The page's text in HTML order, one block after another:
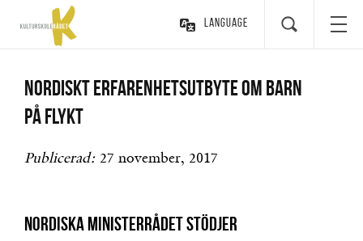
Language
Nordiskt erfarenhetsutbyte om barn
på flykt
Publicerad: 27 november, 2017
Nordiska ministerrådet stödjer